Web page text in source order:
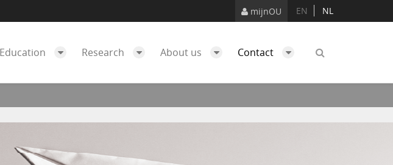
mijnOU EN NL
Education Research About us Contact